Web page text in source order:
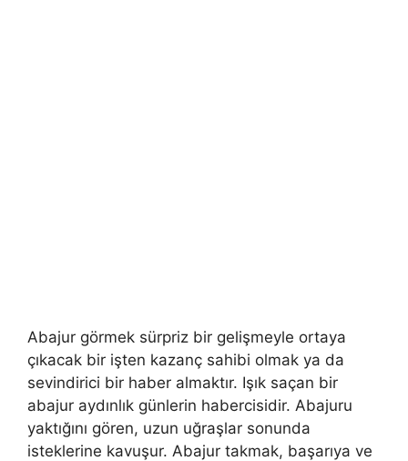
Abajur görmek sürpriz bir gelişmeyle ortaya
çıkacak bir işten ka­zanç sahibi olmak ya da
sevindirici bir haber almaktır. Işık sa­çan bir
abajur aydınlık günlerin habercisidir. Abajuru
yaktığını gören, uzun uğraşlar sonunda
isteklerine kavuşur. Abajur tak­mak, başarıya ve